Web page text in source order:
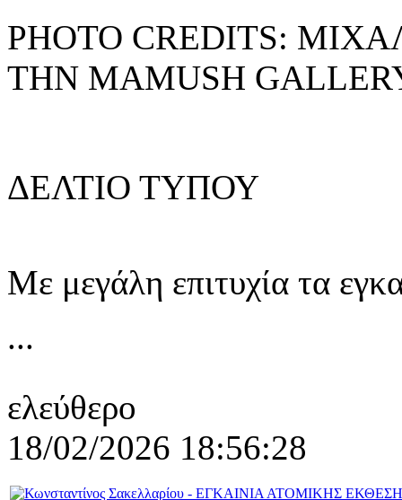
PHOTO CREDITS:
ΤΗΝ MAMUSH
ΔΕΛΤΙΟ ΤΥΠΟΥ
Με μεγάλη επιτυχία τα
...
ελεύθερο
18/02/2026 18:56:28